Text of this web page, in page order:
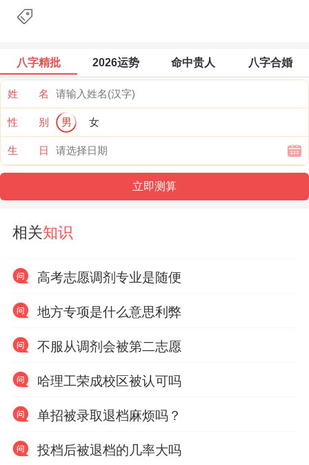
八字精批 2026运势 命中贵人 八字合婚
姓 名
性 别 男 女
生 日
相关知识
高考志愿调剂专业是随便
地方专项是什么意思利弊
不服从调剂会被第二志愿
哈理工荣成校区被认可吗
单招被录取退档麻烦吗？
投档后被退档的几率大吗